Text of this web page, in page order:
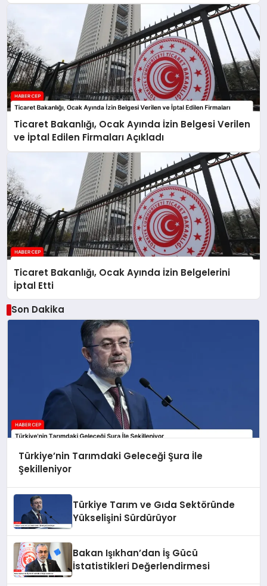
Ticaret Bakanlığı, Ocak Ayında İzin Belgesi Verilen
ve İptal Edilen Firmaları Açıkladı
Ticaret Bakanlığı, Ocak Ayında İzin Belgelerini
İptal Etti
Son Dakika
Türkiye’nin Tarımdaki Geleceği Şura İle
Şekilleniyor
Türkiye Tarım ve Gıda Sektöründe
Yükselişini Sürdürüyor
Bakan Işıkhan’dan İş Gücü
İstatistikleri Değerlendirmesi